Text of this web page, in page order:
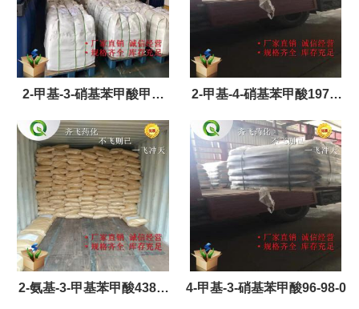
2-甲基-3-硝基苯甲酸甲酯
59382-59-1
2-甲基-4-硝基苯甲酸1975-
51-5
2-氨基-3-甲基苯甲酸4389- 4-甲基-3-硝基苯甲酸96-98-0